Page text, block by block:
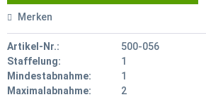
Merken
Artikel-Nr.:
500-056
Staffelung:
1
Mindestabnahme:
1
Maximalabnahme:
2